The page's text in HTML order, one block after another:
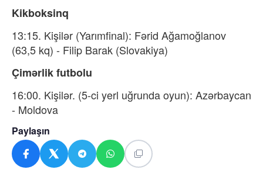
Kikboksinq
13:15. Kişilər (Yarımfinal): Fərid Ağamoğlanov
(63,5 kq) - Filip Barak (Slovakiya)
Çimərlik futbolu
16:00. Kişilər. (5-ci yerl uğrunda oyun): Azərbaycan
- Moldova
Paylaşın